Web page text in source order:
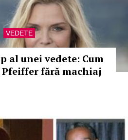
VEDETE
al unei vedete: Cum
fără machiaj